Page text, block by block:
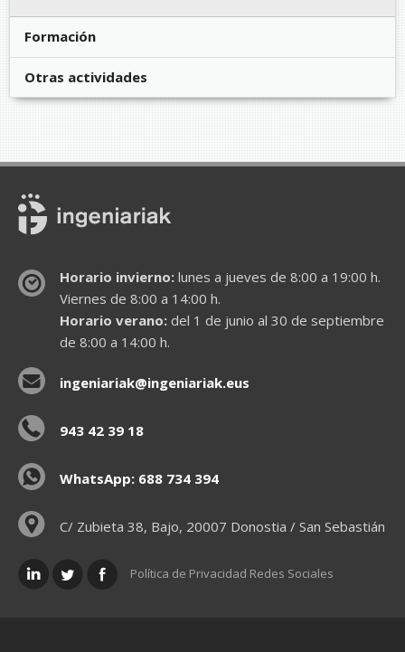
Formación
Otras actividades
Horario invierno:lunes a jueves de 8:00 a 19:00 h.
Viernes de 8:00 a 14:00 h.
Horario verano:del 1 de junio al 30 de septiembre
de 8:00 a 14:00 h.
ingeniariak@ingeniariak.eus
943 42 39 18
WhatsApp: 688 734 394
C/ Zubieta 38, Bajo, 20007 Donostia / San Sebastián
Política de Privacidad Redes Sociales